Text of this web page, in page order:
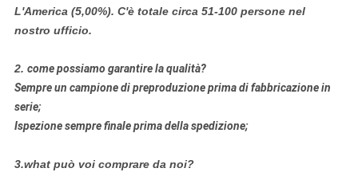
L'America (5,00%). C'è totale circa 51-100 persone nel
nostro ufficio.
2. come possiamo garantire la qualità?
Sempre un campione di preproduzione prima di fabbricazione in
serie;
Ispezione sempre finale prima della spedizione;
3.what può voi comprare da noi?